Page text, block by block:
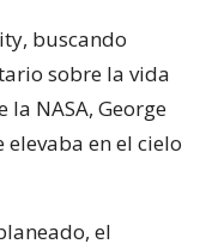
buscando
sobre la vida
NASA, George
en el cielo
el